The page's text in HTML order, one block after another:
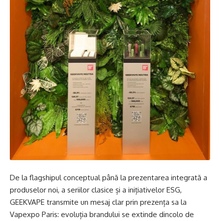
De la flagshipul conceptual până la prezentarea integrată a
produselor noi, a seriilor clasice și a inițiativelor ESG,
GEEKVAPE transmite un mesaj clar prin prezența sa la
Vapexpo Paris: evoluția brandului se extinde dincolo de